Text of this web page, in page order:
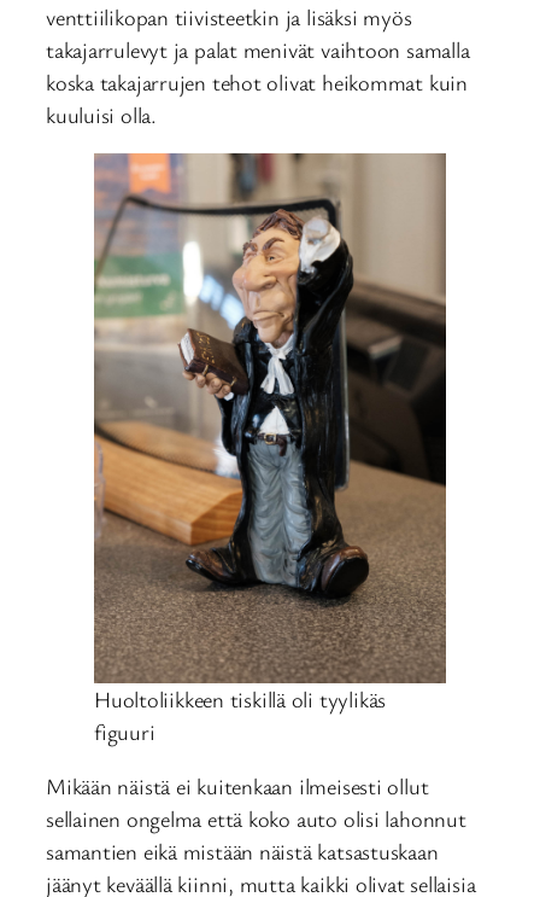
venttiilikopan tiivisteetkin ja lisäksi myös
takajarrulevyt ja palat menivät vaihtoon samalla
koska takajarrujen tehot olivat heikommat kuin
kuuluisi olla.
Huoltoliikkeen tiskillä oli tyylikäs
figuuri
Mikään näistä ei kuitenkaan ilmeisesti ollut
sellainen ongelma että koko auto olisi lahonnut
samantien eikä mistään näistä katsastuskaan
jäänyt keväällä kiinni, mutta kaikki olivat sellaisia